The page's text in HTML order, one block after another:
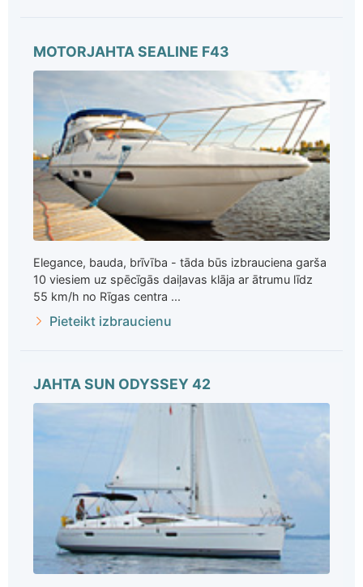
MOTORJAHTA SEALINE F43
Elegance, bauda, brīvība - tāda būs izbrauciena garša
10 viesiem uz spēcīgās daiļavas klāja ar ātrumu līdz
55 km/h no Rīgas centra ...
Pieteikt izbraucienu
JAHTA SUN ODYSSEY 42